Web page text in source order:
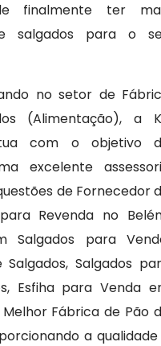
finalmente ter
salgados para o
no setor de
(Alimentação), a
com o objetivo
excelente
de Fornecedor
Revenda no
Salgados para
Salgados, Salgados
Esfiha para Venda
Fábrica de Pão
a